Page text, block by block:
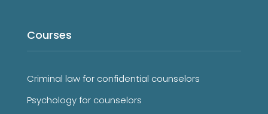
Courses
Criminal law for confidential counselors
Psychology for counselors